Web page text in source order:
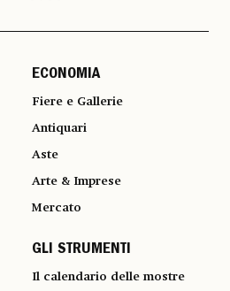
ECONOMIA
Fiere e Gallerie
Antiquari
Aste
Arte & Imprese
Mercato
GLI STRUMENTI
Il calendario delle mostre